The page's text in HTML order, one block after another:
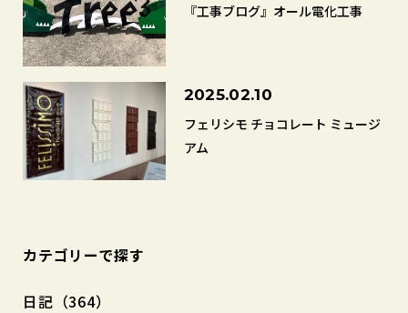
『工事ブログ』オール電化工事
2025.02.10
フェリシモ チョコレート ミュージ
アム
カテゴリーで探す
日記（364）